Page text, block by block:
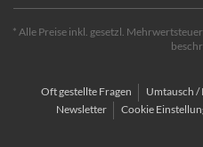
* Alle Preise inkl. gesetzl.
Oft gestellte Fragen Umtausch /
Newsletter
Cookie